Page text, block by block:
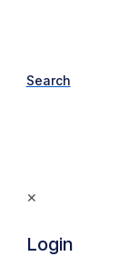
Search
✕
Login